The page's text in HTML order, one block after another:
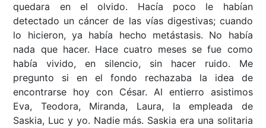
quedara en el olvido. Hacía poco le habían
detectado un cáncer de las vías digestivas; cuando
lo hicieron, ya había hecho metástasis. No había
nada que hacer. Hace cuatro meses se fue como
había vivido, en silencio, sin hacer ruido. Me
pregunto si en el fondo rechazaba la idea de
encontrarse hoy con César. Al entierro asistimos
Eva, Teodora, Miranda, Laura, la empleada de
Saskia, Luc y yo. Nadie más. Saskia era una solitaria